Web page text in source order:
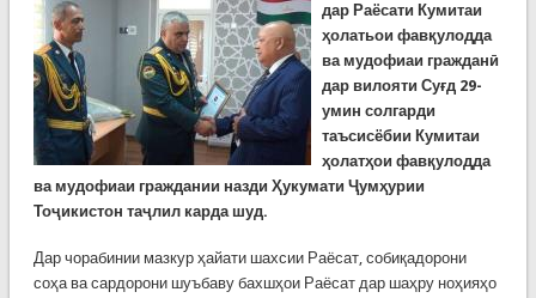
дар Раёсати Кумитаи
ҳолатьои фавқулодда
ва мудофиаи гражданӣ
дар вилояти Суғд 29-
умин солгарди
таъсисёбии Кумитаи
ҳолатҳои фавқулодда
ва мудофиаи граждании назди Ҳукумати Ҷумҳурии
Тоҷикистон таҷлил карда шуд.
Дар чорабинии мазкур ҳайати шахсии Раёсат, собиқадорони
соҳа ва сардорони шуъбаву бахшҳои Раёсат дар шаҳру ноҳияҳо